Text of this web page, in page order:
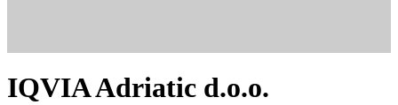
IQVIA Adriatic d.o.o.